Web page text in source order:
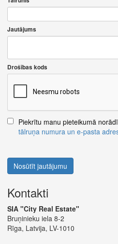
Jautājums
Drošības kods
Piekrītu manu pieteikumā
tālruņa numura un e-pasta
Nosūtīt jautājumu
Kontakti
SIA "City Real Estate"
Bruņinieku iela 8-2
Rīga, Latvija, LV-1010